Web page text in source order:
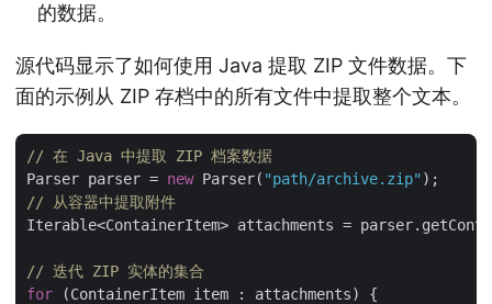
的数据。
源代码显示了如何使用 Java 提取 ZIP 文件数据。下
面的示例从 ZIP 存档中的所有文件中提取整个文本。
// 在 Java 中提取 ZIP 档案数据
Parser parser = new Parser( "path/archive.zip"
// 从容器中提取附件
Iterable<ContainerItem> attachments =
// 迭代 ZIP 实体的集合
for (ContainerItem item : attachments) {